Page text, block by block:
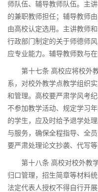
师队伍、辅导教师队伍。主
的兼职教师担任；辅导教师
由高校认定选用。主讲教师
行政部门制定的关于师德师
应专业能力。辅导教师数与
第十七条 高校应将校外
系，对校外教学点教学组织
和管理。高校要严肃学风考
不参加教学活动、规定学习
的学生，应及时给予退学处
与服务，确保全程指导、全
要严肃处理论文抄袭、代写
第十八条 高校对校外教
归口管理，招生简章等材料
法定代表人授权不得自行开